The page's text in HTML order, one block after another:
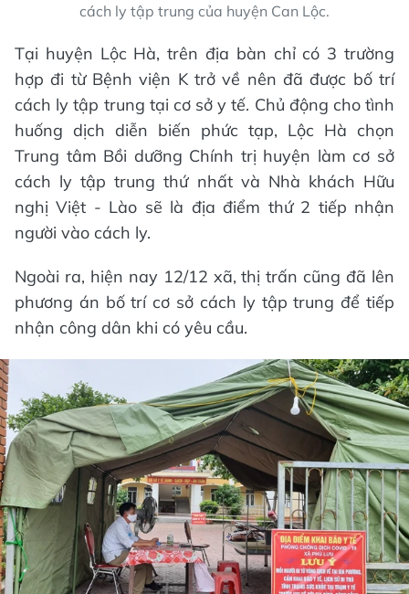
cách ly tập trung của huyện Can Lộc.
Tại huyện Lộc Hà, trên địa bàn chỉ có 3 trường
hợp đi từ Bệnh viện K trở về nên đã được bố trí
cách ly tập trung tại cơ sở y tế. Chủ động cho tình
huống dịch diễn biến phức tạp, Lộc Hà chọn
Trung tâm Bồi dưỡng Chính trị huyện làm cơ sở
cách ly tập trung thứ nhất và Nhà khách Hữu
nghị Việt - Lào sẽ là địa điểm thứ 2 tiếp nhận
người vào cách ly.
Ngoài ra, hiện nay 12/12 xã, thị trấn cũng đã lên
phương án bố trí cơ sở cách ly tập trung để tiếp
nhận công dân khi có yêu cầu.